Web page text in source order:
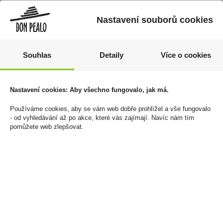
Tabák cigaretový West
Red 30g
250 Kč
Chivas Regal 18YO 0,7l
40% (karton)
Nastavení souborů cookies
Souhlas Detaily Více o cookies
Nastavení cookies: Aby všechno fungovalo, jak má.
Používáme cookies, aby se vám web dobře prohlížel a vše fungovalo
- od vyhledávání až po akce, které vás zajímají. Navíc nám tím
pomůžete web zlepšovat.